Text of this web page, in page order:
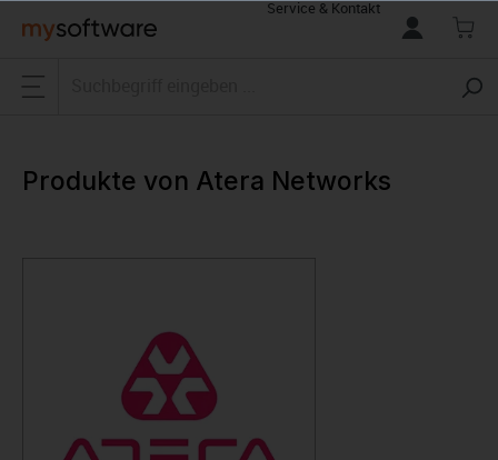
springen
Service & Kontakt
Produkte von Atera Networks